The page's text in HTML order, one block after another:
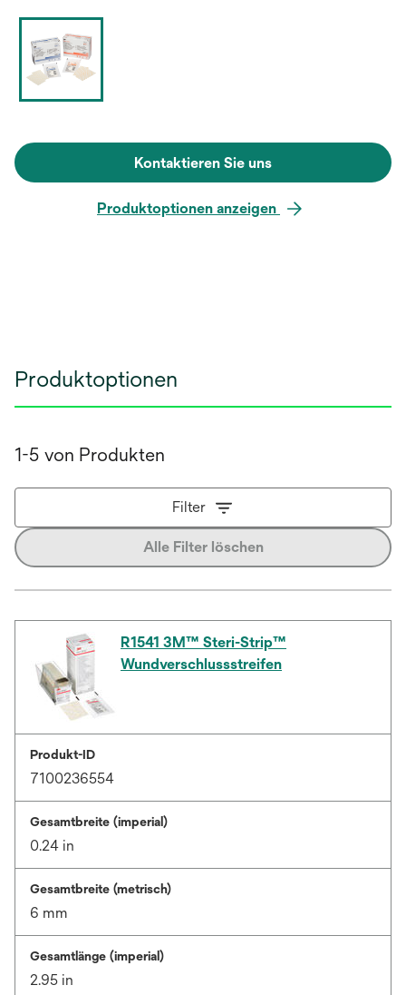
Kontaktieren Sie uns
Produktoptionen anzeigen
Produktoptionen
1-5 von Produkten
Filter
Alle Filter löschen
R1541 3M™ Steri-Strip™
Wundverschlussstreifen
Produkt-ID
7100236554
Gesamtbreite (imperial)
0.24 in
Gesamtbreite (metrisch)
6 mm
Gesamtlänge (imperial)
2.95 in